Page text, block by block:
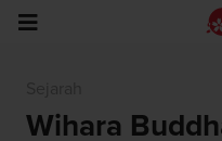
Wihara